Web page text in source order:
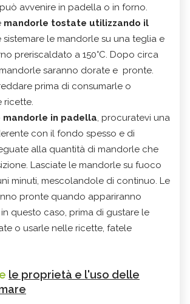
avvenire in padella o in forno.
mandorle tostate utilizzando il
sistemare le mandorle su una teglia e
preriscaldato a 150°C. Dopo circa
saranno dorate e pronte.
prima di consumarle o
ricette.
in padella, procuratevi una
con il fondo spesso e di
alla quantità di mandorle che
Lasciate le mandorle su fuoco
minuti, mescolandole di continuo. Le
pronte quando appariranno
questo caso, prima di gustare le
o usarle nelle ricette, fatele
le proprietà e l'uso delle